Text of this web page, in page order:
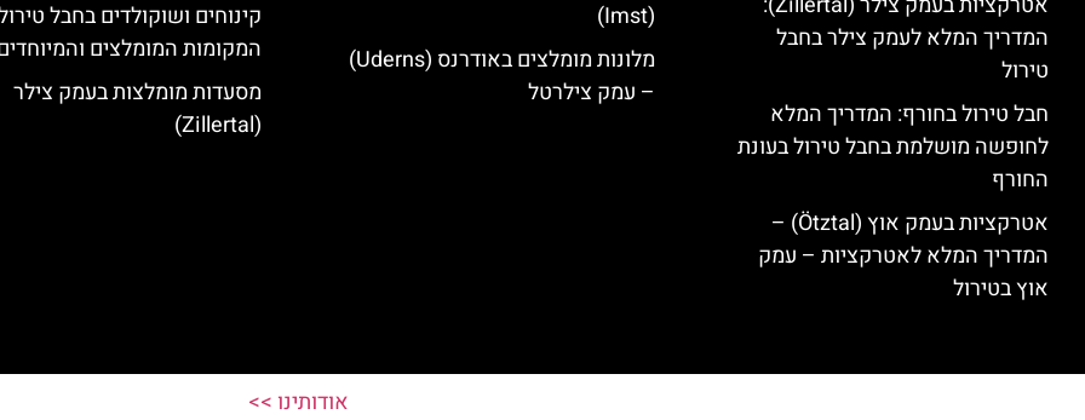
המדריך המלא לעמק צילר בחבל
טירול
חבל טירול בחורף: המדריך המלא
לחופשה מושלמת בחבל טירול בעונת
החורף
אטרקציות בעמק אוץ (Ötztal) –
המדריך המלא לאטרקציות – עמק
אוץ בטירול
(Imst)
מלונות מומלצים באודרנס (Uderns)
– עמק צילרטל
קינוחים ושוקולדים בחבל
המקומות המומלצים
מסעדות מומלצות בעמק צילר
(Zillertal)
אודותינו >>